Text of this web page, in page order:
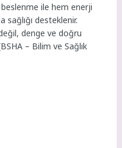
beslenme ile hem enerji
desteklenir.
denge ve doğru
– Bilim ve Sağlık